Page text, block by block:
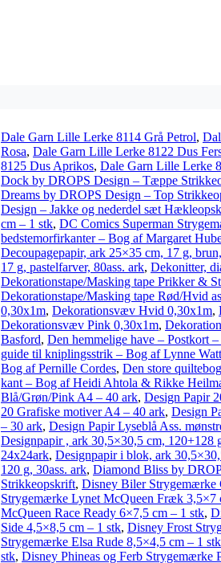
Dale Garn Lille Lerke 8114 Grå Petrol,
Rosa, Dale Garn Lille Lerke 8122 Dus
8125 Dus Aprikos, Dale Garn Lille Lerke
Dock by DROPS Design – Tæppe
Dreams by DROPS Design – Top
Design – Jakke og nederdel sæt
cm – 1 stk, DC Comics Superman
bedstemorfirkanter – Bog af Margaret
Decoupagepapir, ark 25×35 cm, 17 g,
17 g, pastelfarver, 80ass. ark, Dekonitter,
Dekorationstape/Masking tape Prikker &
Dekorationstape/Masking tape Rød/Hvid
0,30x1m, Dekorationsvæv Hvid 0,30x1m,
Dekorationsvæv Pink 0,30x1m,
Basford, Den hemmelige have – Postkort
guide til kniplingsstrik – Bog af Lynne
Bog af Pernille Cordes, Den store
kant – Bog af Heidi Ahtola & Rikke
Blå/Grøn/Pink A4 – 40 ark, Design Papir
20 Grafiske motiver A4 – 40 ark, Design
– 30 ark, Design Papir Lyseblå Ass.
Designpapir , ark 30,5×30,5 cm, 120+128
24x24ark, Designpapir i blok, ark
120 g, 30ass. ark, Diamond Bliss by
Strikkeopskrift, Disney Biler Strygemærke
Strygemærke Lynet McQueen Fræk 3,5×7
McQueen Race Ready 6×7,5 cm – 1 stk,
Side 4,5×8,5 cm – 1 stk, Disney Frost
Strygemærke Elsa Rude 8,5×4,5 cm – 1 stk
stk, Disney Phineas og Ferb Strygemærke